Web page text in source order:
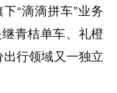
“滴滴拼车”业务
青桔单车、礼橙
行领域又一独立